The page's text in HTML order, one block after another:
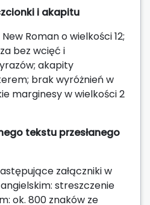
i akapitu
Roman o wielkości 12;
bez wcięć i
akapity
brak wyróżnień w
marginesy w wielkości 2
tekstu przesłanego
załączniki w
streszczenie
ok. 800 znaków ze